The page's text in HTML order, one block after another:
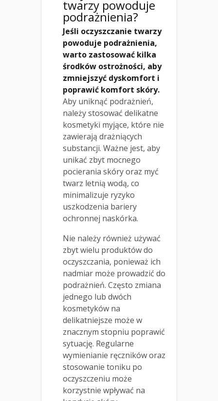
twarzy powoduje
podrażnienia?
Jeśli oczyszczanie twarzy
powoduje podrażnienia,
warto zastosować kilka
środków ostrożności, aby
zmniejszyć dyskomfort i
poprawić komfort skóry.
Aby uniknąć podrażnień,
należy stosować delikatne
kosmetyki myjące, które nie
zawierają drażniących
substancji. Ważne jest, aby
unikać zbyt mocnego
pocierania skóry oraz myć
twarz letnią wodą, co
minimalizuje ryzyko
uszkodzenia bariery
ochronnej naskórka.
Nie należy również używać
zbyt wielu produktów do
oczyszczania, ponieważ ich
nadmiar może prowadzić do
podrażnień. Często zmiana
jednego lub dwóch
kosmetyków na
delikatniejsze może w
znacznym stopniu poprawić
sytuację. Regularne
wymienianie ręczników oraz
stosowanie toniku po
oczyszczeniu może
korzystnie wpływać na